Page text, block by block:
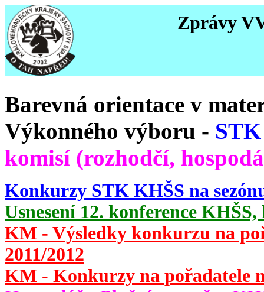
Zprávy
Barevná orientace v
Výkonného výboru - STK
komisí (rozhodčí,
Konkurzy STK KHŠS na
Usnesení 12. konference
KM - Výsledky konkurzu na
2011/2012
KM - Konkurzy na pořadatele